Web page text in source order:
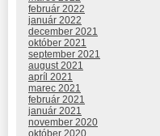
február 2022
január 2022
december 2021
október 2021
september 2021
august 2021
apríl 2021
marec 2021
február 2021
január 2021
november 2020
október 2020